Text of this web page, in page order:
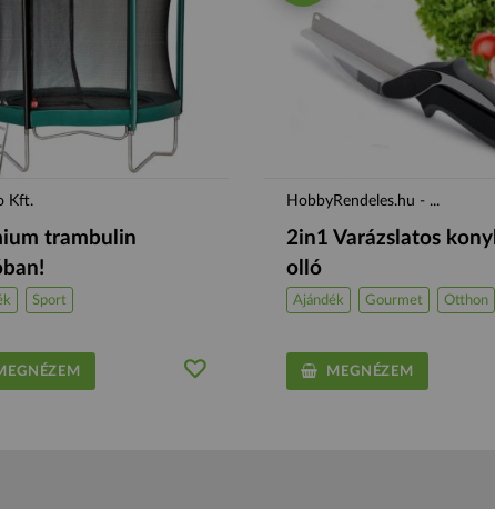
Kft.
trambulin
Sport
HobbyRendeles.hu - ...
2in1 Varázslatos
olló
Ajándék Gourmet Otthon
MEGNÉZEM